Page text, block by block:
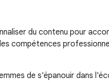
du contenu pour
compétences
de s'épanouir dans